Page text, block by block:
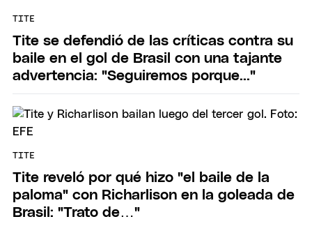
TITE
Tite se defendió de las críticas contra su
baile en el gol de Brasil con una tajante
advertencia: "Seguiremos porque..."
TITE
Tite reveló por qué hizo "el baile de la
paloma" con Richarlison en la goleada de
Brasil: "Trato de…"